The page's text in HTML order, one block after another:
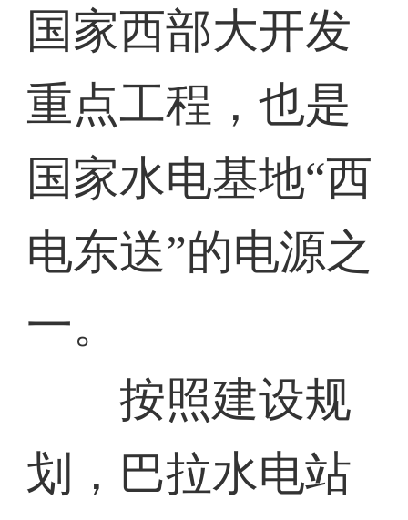
国家西部大开发
重点工程，也是
国家水电基地“西
电东送”的电源之
一。
按照建设规
划，巴拉水电站